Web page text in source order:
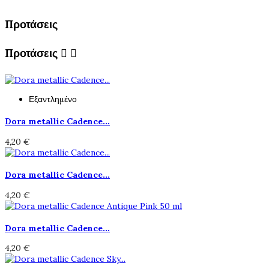
Προτάσεις
Προτάσεις  
Εξαντλημένο
Dora metallic Cadence...
4,20 €
Dora metallic Cadence...
4,20 €
Dora metallic Cadence...
4,20 €